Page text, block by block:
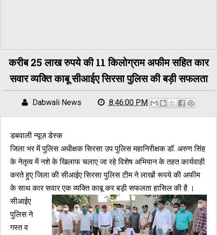
करीब 25 लाख रुपये की 11 किलोग्राम अफीम सहित कार
सवार व्यक्ति काबू सीआईए सिरसा पुलिस की बड़ी सफलता
Dabwali News 8:46:00 PM
डबवाली न्यूज़ डेस्क
जिला भर में पुलिस अधीक्षक सिरसा उप पुलिस महानिरीक्षक डॉ. अरुण सिंह
के नेतृत्व में नशे के खिलाफ चलाए जा रहे विशेष अभियान के तहत कार्यवाही
करते हुए जिला की सीआईए सिरसा पुलिस टीम ने लाखों रूपये की अफीम
के साथ कार सवार एक व्यक्ति काबू कर बड़ी सफलता हासिल की है ।
सीआईए
पुलिस ने
गस्त व